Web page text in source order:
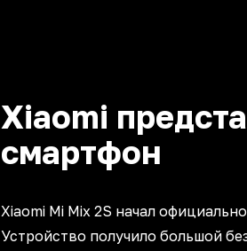
Xiaomi
смартфон
Xiaomi Mi Mix 2S начал
Устройство получило большой